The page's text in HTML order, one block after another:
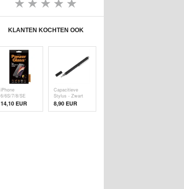
KLANTEN KOCHTEN OOK
iPhone
6/6S/7/8/SE
(2020)/SE (
14,10 EUR
Capacitieve
Stylus - Zwart
8,90 EUR